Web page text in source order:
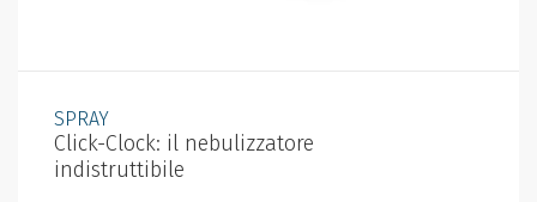
SPRAY
Click-Clock: il nebulizzatore
indistruttibile